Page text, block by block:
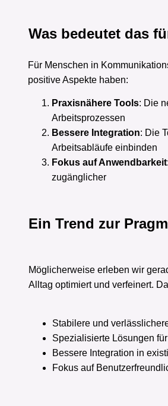
Was bedeutet das
Für Menschen in
positive Aspekte haben:
Praxisnähere Tools: Die
Arbeitsprozessen
Bessere Integration: Die
Arbeitsabläufe einbinden
Fokus auf Anwendbarkeit
zugänglicher
Ein Trend zur
Möglicherweise erleben wir
Alltag optimiert und verfeinert.
Stabilere und
Spezialisierte Lösungen
Bessere Integration in
Fokus auf